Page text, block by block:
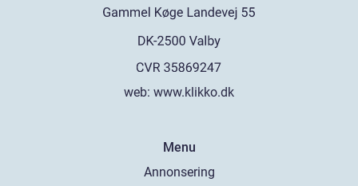
web: www.klikko.dk
Menu
Annonsering